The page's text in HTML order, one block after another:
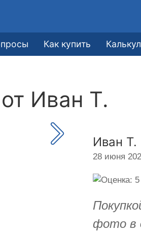
Как купить
Иван Т.
Иван Т.
28 июня
фото в